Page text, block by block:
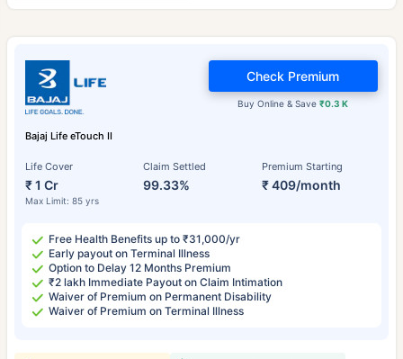
Bajaj Life eTouch II
Life Cover
₹ 1 Cr
Max Limit: 85 yrs
Claim Settled
99.33%
Premium Starting
₹ 409/month
Buy Online & Save₹0.3 K
Check Premium
Free Health Benefits up to ₹31,000/yr
Early payout on Terminal Illness
Option to Delay 12 Months Premium
₹2 lakh Immediate Payout on Claim Intimation
Waiver of Premium on Permanent Disability
Waiver of Premium on Terminal Illness